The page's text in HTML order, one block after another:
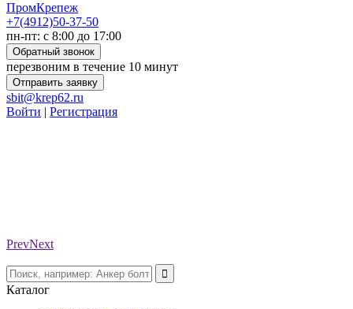
ПромКрепеж
+7(4912)50-37-50
пн-пт: с 8:00 до 17:00
Обратный звонок
перезвоним в течение 10 минут
Отправить заявку
sbit@krep62.ru
Войти | Регистрация
PrevNext
Каталог